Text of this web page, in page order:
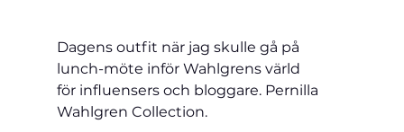
Dagens outfit när jag skulle gå på
lunch-möte inför Wahlgrens värld
för influensers och bloggare. Pernilla
Wahlgren Collection.